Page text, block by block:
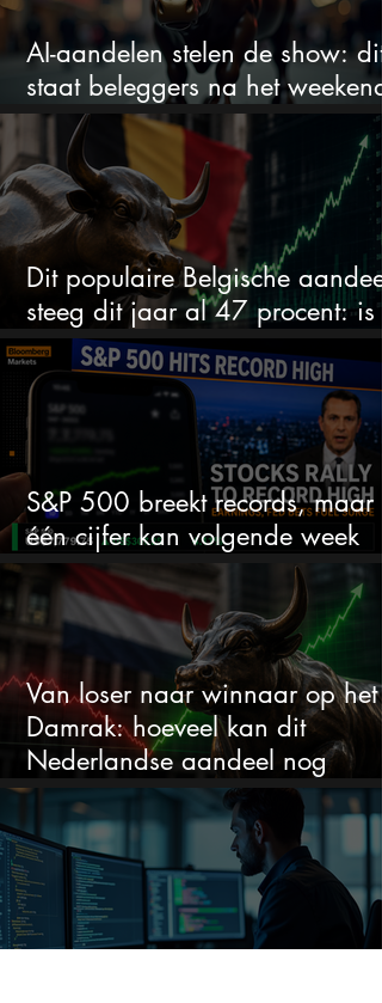
AI-aandelen stelen de show: dit
staat beleggers na het weekend
te wachten
Dit populaire Belgische aandeel
steeg dit jaar al 47 procent: is
ruimte voor meer?
S&P 500 breekt records, maar
één cijfer kan volgende week
alles veranderen
Van loser naar winnaar op het
Damrak: hoeveel kan dit
Nederlandse aandeel nog
stijgen?